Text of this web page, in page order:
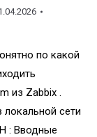
по какой
из Zabbix .
локальной сети
: Вводные